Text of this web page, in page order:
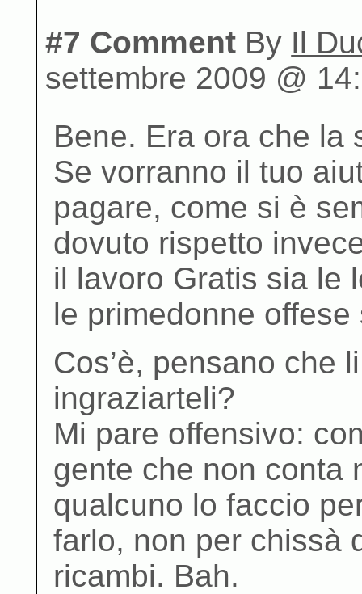
#7 Comment By Il
settembre 2009 @
Bene. Era ora che la
Se vorranno il tuo
pagare, come si è
dovuto rispetto
il lavoro Gratis sia le
le primedonne
Cos’è, pensano che
ingraziarteli?
Mi pare offensivo:
gente che non conta
qualcuno lo faccio
farlo, non per chissà
ricambi. Bah.